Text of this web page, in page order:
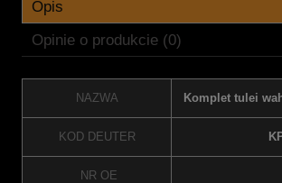
Opis
Opinie o produkcie (0)
NAZWA Komplet tulei
KOD DEUTER
NR OE